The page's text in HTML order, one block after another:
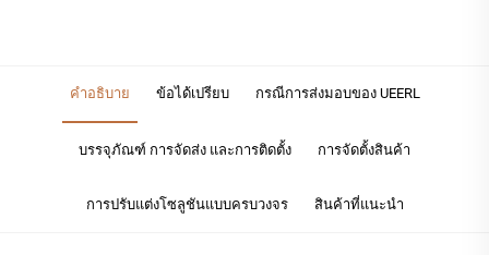
คำอธิบาย ข้อได้เปรียบ กรณีการส่งมอบของ UEERL
บรรจุภัณฑ์ การจัดส่ง และการติดตั้ง การจัดตั้งสินค้า
การปรับแต่งโซลูชันแบบครบวงจร สินค้าที่แนะนำ